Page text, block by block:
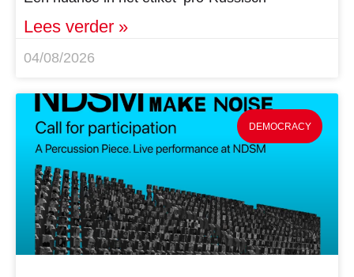
Lees verder »
04/08/2026
DEMOCRACY